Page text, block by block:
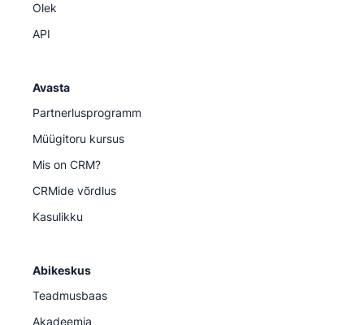
Olek
API
Avasta
Partnerlusprogramm
Müügitoru kursus
Mis on CRM?
CRMide võrdlus
Kasulikku
Abikeskus
Teadmusbaas
Akadeemia